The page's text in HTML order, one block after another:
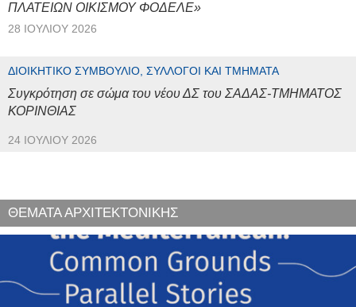
ΠΛΑΤΕΙΩΝ ΟΙΚΙΣΜΟΥ ΦΟΔΕΛΕ»
28 ΙΟΥΛΊΟΥ 2026
ΔΙΟΙΚΗΤΙΚΌ ΣΥΜΒΟΎΛΙΟ, ΣΎΛΛΟΓΟΙ ΚΑΙ ΤΜΉΜΑΤΑ
Συγκρότηση σε σώμα του νέου ΔΣ του ΣΑΔΑΣ-ΤΜΗΜΑΤΟΣ
ΚΟΡΙΝΘΙΑΣ
24 ΙΟΥΛΊΟΥ 2026
ΘΕΜΑΤΑ ΑΡΧΙΤΕΚΤΟΝΙΚΗΣ